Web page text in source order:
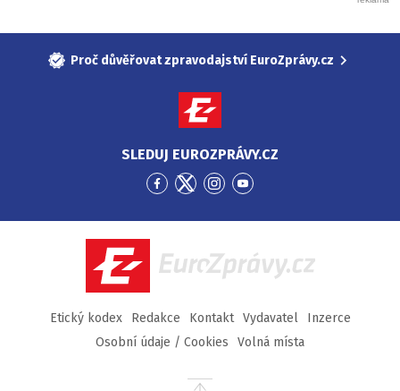
Proč důvěřovat zpravodajství EuroZprávy.cz
SLEDUJ EUROZPRÁVY.CZ
Přejít
Facebook
Přejít
Twitter
Přejít
Instagram
Přejít
YouTube
EuroZprávy.cz
Etický kodex Redakce Kontakt Vydavatel
Inzerce
Osobní údaje / Cookies
Volná místa
Přejít